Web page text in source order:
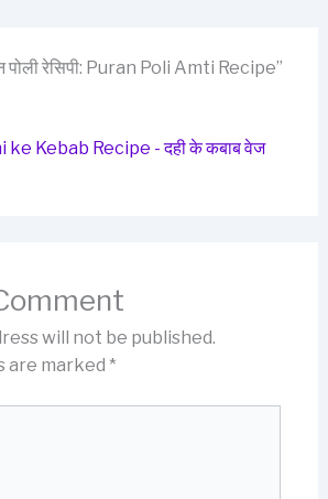
रेसिपी: Puran Poli Amti Recipe”
ke Kebab Recipe - दही के कबाब वेज
will not be published.
are marked *